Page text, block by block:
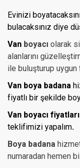
Evinizi
bulacaksınız diye
Van boyacı olarak
alanlarını
ile buluşturup uygun
Van boya badana
fiyatlı bir şekilde
Van boyacı fiyatları
teklifimizi yapalım.
Boya badana
numaradan hemen